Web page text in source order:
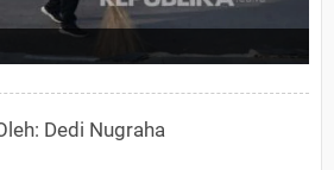
Dedi Nugraha